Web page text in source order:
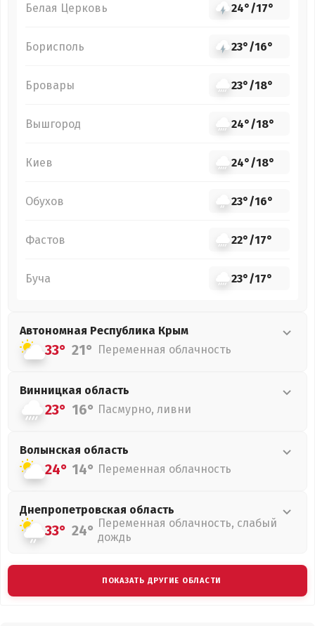
Белая Церковь 24°/17°
Борисполь 23°/16°
Бровары 23°/18°
Вышгород 24°/18°
Киев 24°/18°
Обухов 23°/16°
Фастов 22°/17°
Буча 23°/17°
Автономная Республика Крым
33° 21° Переменная облачность
Винницкая область
23° 16° Пасмурно, ливни
Волынская область
24° 14° Переменная облачность
Днепропетровская область
33° 24° Переменная облачность, слабый
дождь
ПОКАЗАТЬ ДРУГИЕ ОБЛАСТИ